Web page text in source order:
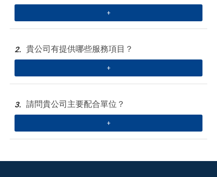
+
2. 貴公司有提供哪些服務項目？
+
3. 請問貴公司主要配合單位？
+